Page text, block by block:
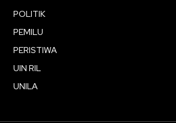
POLITIK
PEMILU
PERISTIWA
UIN RIL
UNILA